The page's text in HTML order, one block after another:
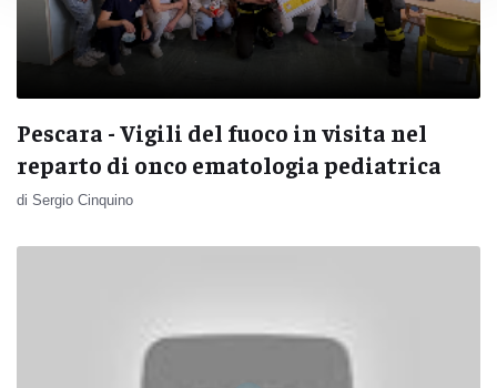
Pescara - Vigili del fuoco in visita nel
reparto di onco ematologia pediatrica
di Sergio Cinquino